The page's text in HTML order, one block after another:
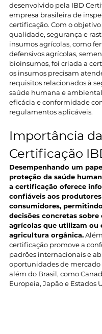
desenvolvido pela IBD
empresa brasileira de
certificação. Com o
qualidade, segurança e
insumos agrícolas, como
defensivos agrícolas,
bioinsumos, foi criada a
os insumos precisam
requisitos relacionados à
saúde humana e
eficácia e conformidade
regulamentos aplicáveis.
Importância da
Certificação
Desempenhando um
proteção da saúde
a certificação oferece
confiáveis aos
consumidores,
decisões concretas
agrícolas que utilizam ou
agricultura orgânica.
certificação promove a
padrões internacionais e
oportunidades de mercado
além do Brasil, como
Europeia, Japão e Estados